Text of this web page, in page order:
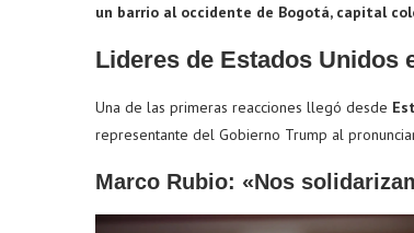
un barrio al occidente de Bogotá, capital
Lideres de Estados Unidos
Una de las primeras reacciones llegó desde
representante del Gobierno Trump al
Marco Rubio: «Nos